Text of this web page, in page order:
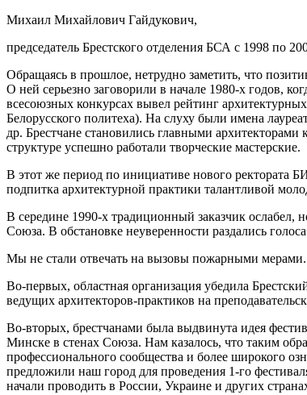
Михаил Михайлович Гайдукович,
председатель Брестского отделения БСА с 1998 по
Обращаясь в прошлое, нетрудно заметить, что
О ней серьезно заговорили в начале 1980-х годов,
всесоюзных конкурсах вывел рейтинг
Белорусского политеха). На слуху были имена
др. Брестчане становились главными
структуре успешно работали творческие мастерские.
В этот же период по инициативе нового ректората
подпитка архитектурной практики талантливой
В середине 1990-х традиционный заказчик
Союза. В обстановке неуверенности раздались
Мы не стали отвечать на вызовы пожарными мерами.
Во-первых, областная организация убедила
ведущих архитекторов-практиков на
Во-вторых, брестчанами была выдвинута идея
Минске в стенах Союза. Нам казалось, что таким
профессионального сообщества и более широкого
предложили наш город для проведения 1-го
начали проводить в России, Украине и других